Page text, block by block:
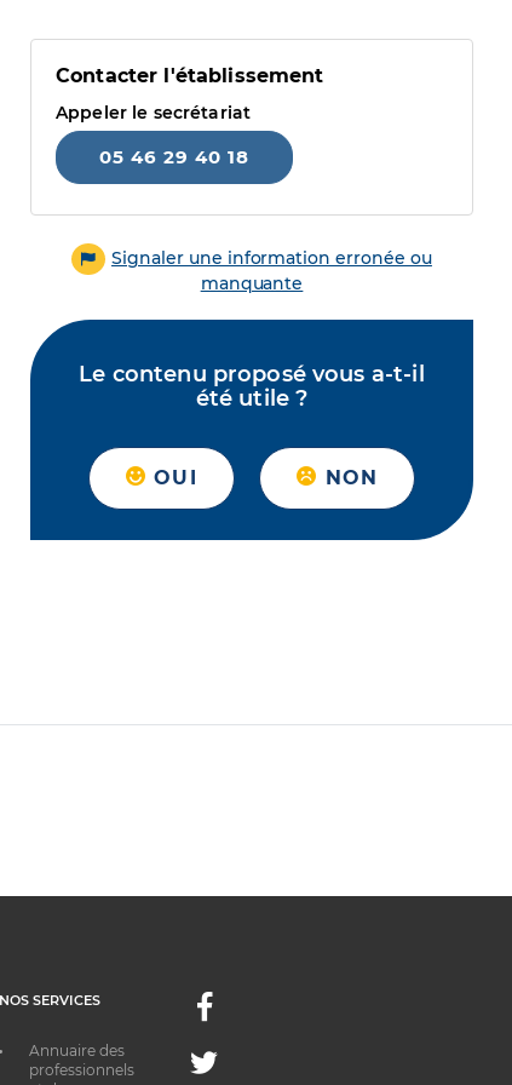
Contacter l'établissement
Appeler le secrétariat
05 46 29 40 18
Signaler une information erronée ou
manquante
Le contenu proposé vous a-t-il
été utile ?
OUI NON
NOS SERVICES
Annuaire des
professionnels
Facebook
Twitter